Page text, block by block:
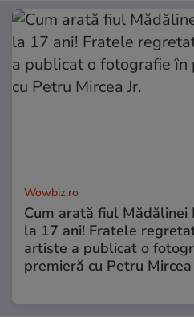
Wowbiz.ro
Cum arată fiul Mădălinei
la 17 ani! Fratele
artiste a publicat o
premieră cu Petru Mircea